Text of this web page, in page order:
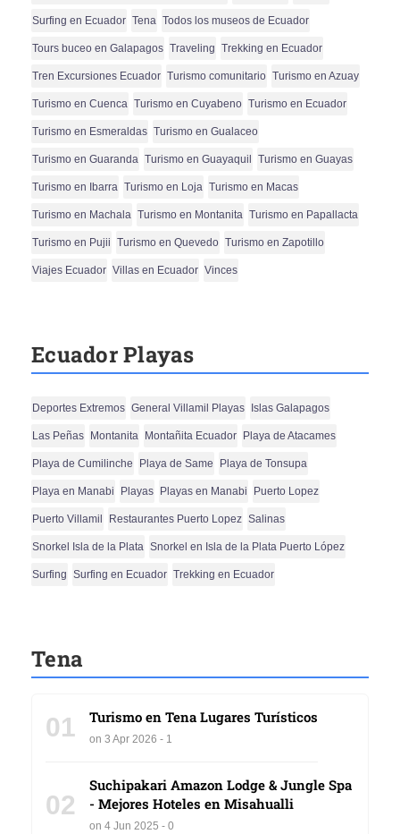
Surfing en Ecuador Tena Todos los museos de Ecuador
Tours buceo en Galapagos Traveling Trekking en Ecuador
Tren Excursiones Ecuador Turismo comunitario Turismo en Azuay
Turismo en Cuenca Turismo en Cuyabeno Turismo en Ecuador
Turismo en Esmeraldas Turismo en Gualaceo
Turismo en Guaranda Turismo en Guayaquil Turismo en Guayas
Turismo en Ibarra Turismo en Loja Turismo en Macas
Turismo en Machala Turismo en Montanita Turismo en Papallacta
Turismo en Pujii Turismo en Quevedo Turismo en Zapotillo
Viajes Ecuador Villas en Ecuador Vinces
Ecuador Playas
Deportes Extremos General Villamil Playas Islas Galapagos
Las Peñas Montanita Montañita Ecuador Playa de Atacames
Playa de Cumilinche Playa de Same Playa de Tonsupa
Playa en Manabi Playas Playas en Manabi Puerto Lopez
Puerto Villamil Restaurantes Puerto Lopez Salinas
Snorkel Isla de la Plata Snorkel en Isla de la Plata Puerto López
Surfing Surfing en Ecuador Trekking en Ecuador
Tena
01 Turismo en Tena Lugares Turísticos
on 3 Apr 2026 - 1
02
Suchipakari Amazon Lodge & Jungle Spa
- Mejores Hoteles en Misahualli
on 4 Jun 2025 - 0